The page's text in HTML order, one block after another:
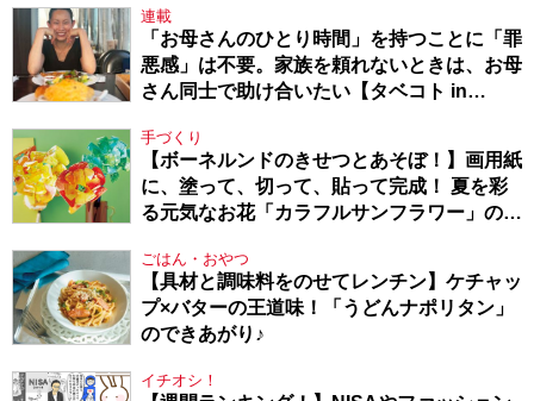
連載
「お母さんのひとり時間」を持つことに「罪
悪感」は不要。家族を頼れないときは、お母
さん同士で助け合いたい【タベコト in
手づくり
【ボーネルンドのきせつとあそぼ！】画用紙
に、塗って、切って、貼って完成！ 夏を彩
る元気なお花「カラフルサンフラワー」の作
ごはん・おやつ
【具材と調味料をのせてレンチン】ケチャッ
プ×バターの王道味！「うどんナポリタン」
のできあがり♪
イチオシ！